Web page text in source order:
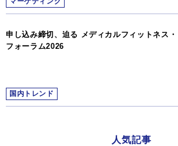
申し込み締切、迫る メディカルフィットネス・
フォーラム2026
国内トレンド
人気記事